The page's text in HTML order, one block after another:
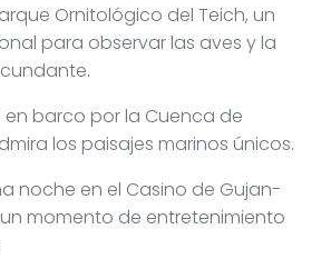
Ornitológico del Teich, un
para observar las aves y la
en barco por la Cuenca de
los paisajes marinos únicos.
noche en el Casino de Gujan-
momento de entretenimiento